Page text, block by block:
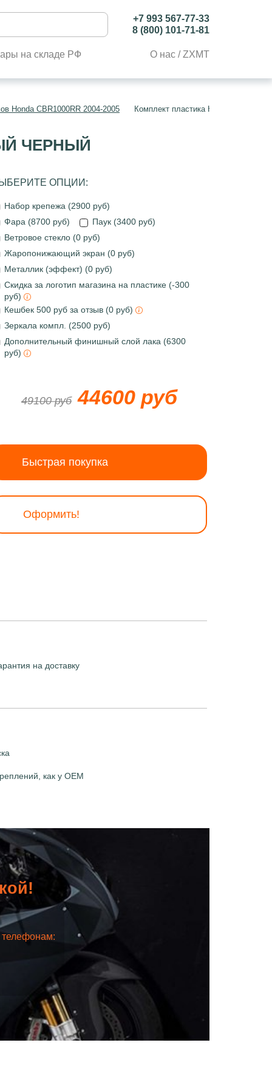
+7 993 567-77-33
8 (800) 101-71-81
на складе РФ О нас / ZXMT
Honda CBR1000RR 2004-2005 Комплект пластика Honda
ЧЕРНЫЙ
ОПЦИИ:
Набор крепежа (2900 руб)
Фара (8700 руб)
Паук (3400 руб)
Ветровое стекло (0 руб)
Жаропонижающий экран (0 руб)
Металлик (эффект) (0 руб)
Скидка за логотип магазина на пластике (-300
руб)
Кешбек 500 руб за отзыв (0 руб)
Зеркала компл. (2500 руб)
Дополнительный финишный слой лака (6300
руб)
49100 руб 44600 руб
Быстрая покупка
Оформить!
на доставку
как у OEM
телефонам: